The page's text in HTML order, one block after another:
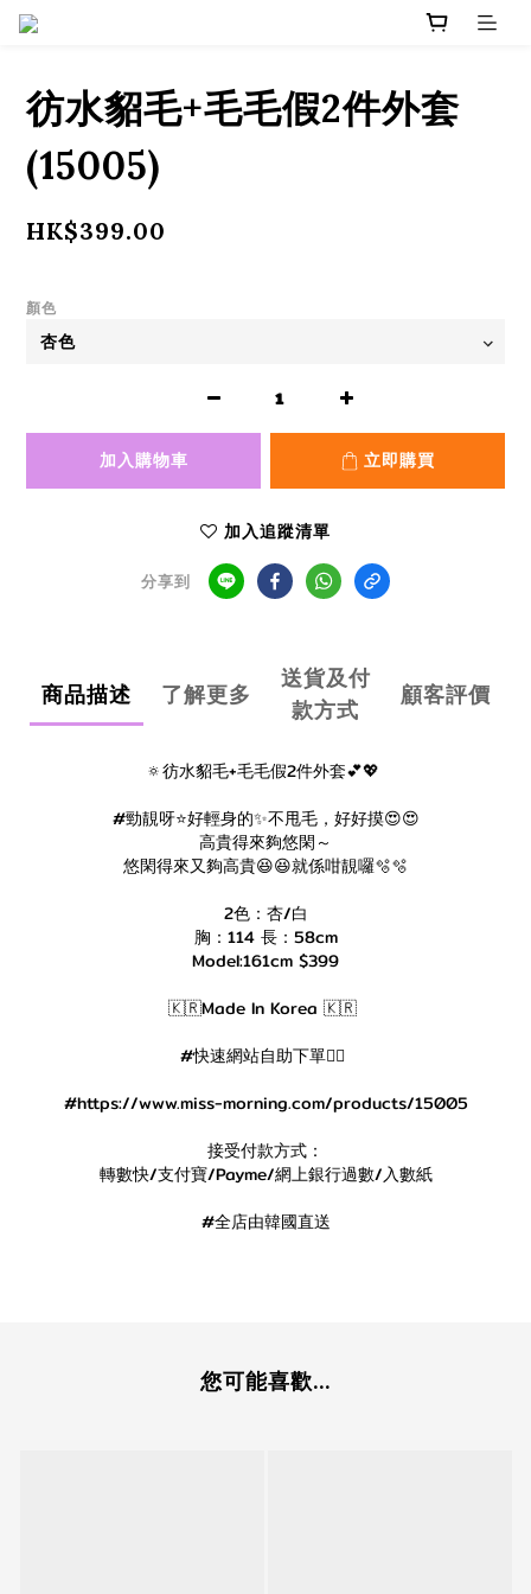
彷水貂毛+毛毛假2件外套
(15005)
HK$399.00
顏色
加入購物車 立即購買
加入追蹤清單
分享到
商品描述 了解更多
送貨及付
款方式
顧客評價
🔅彷水貂毛+毛毛假2件外套💕💖
#勁靚呀⭐️好輕身的✨不甩毛，好好摸😍😍
高貴得來夠悠閑～
悠閑得來又夠高貴😆😆就係咁靚囉🫧🫧
2色：杏/白
胸：114 長：58cm
Model:161cm $399
🇰🇷Made In Korea 🇰🇷
#快速網站自助下單👇🏻
#https://www.miss-morning.com/products/15005
接受付款方式：
轉數快/支付寶/Payme/網上銀行過數/入數紙
#全店由韓國直送
您可能喜歡...